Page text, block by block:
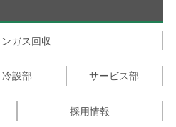
ガス回収
冷設部 サービス部
採用情報